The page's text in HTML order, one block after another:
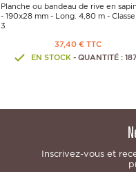
Planche ou bandeau de rive en sapin
- 190x28 mm - Long. 4,80 m - Classe
3
37,40 € TTC
EN STOCK- QUANTITÉ :
Inscrivez-vous et